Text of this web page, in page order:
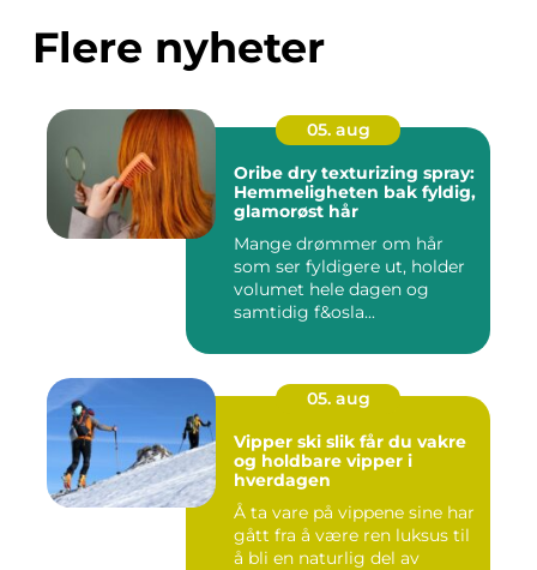
Flere nyheter
05. aug
Oribe dry texturizing spray:
Hemmeligheten bak fyldig,
glamorøst hår
Mange drømmer om hår
som ser fyldigere ut, holder
volumet hele dagen og
samtidig f&osla...
05. aug
Vipper ski slik får du vakre
og holdbare vipper i
hverdagen
Å ta vare på vippene sine har
gått fra å være ren luksus til
å bli en naturlig del av